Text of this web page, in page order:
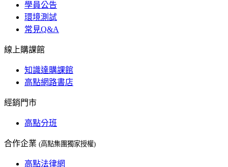
學員公告
環境測試
常見Q&A
線上購課館
知識達購課館
高點網路書店
經銷門市
高點分班
合作企業 (高點集團獨家授權)
高點法律網